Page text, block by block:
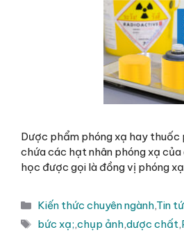
Dược phẩm phóng xạ hay thuốc
chứa các hạt nhân phóng xạ
học được gọi là đồng vị phóng
Danh
mục
Kiến thức chuyên ngành,Tin
Thẻ
bức xạ;,chụp ảnh,dược chất,